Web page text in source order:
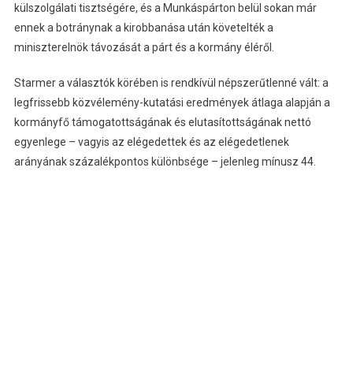
külszolgálati tisztségére, és a Munkáspárton belül sokan már
ennek a botránynak a kirobbanása után követelték a
miniszterelnök távozását a párt és a kormány éléről.
Starmer a választók körében is rendkívül népszerűtlenné vált: a
legfrissebb közvélemény-kutatási eredmények átlaga alapján a
kormányfő támogatottságának és elutasítottságának nettó
egyenlege – vagyis az elégedettek és az elégedetlenek
arányának százalékpontos különbsége – jelenleg mínusz 44.